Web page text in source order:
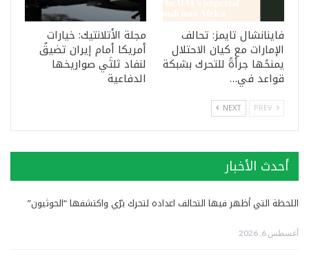
فاينانشال تايمز: تحالف
الإمارات مع كيان الاحتلال
يمنحُها جرأةً للتحرك بشبكة
قواعد في…
مجلة الأتلانتيك: خيارات
أمريكا أمام إيران تضيقُ
لنفاد ثلثَي صواريخها
الدفاعية
NEXT
أحدث الأخبار
اللحظة التي أظهر فيها التحالف اعداده لتحرك برّي واكتشفها “الحوثيون”
أغسطس 6, 2026